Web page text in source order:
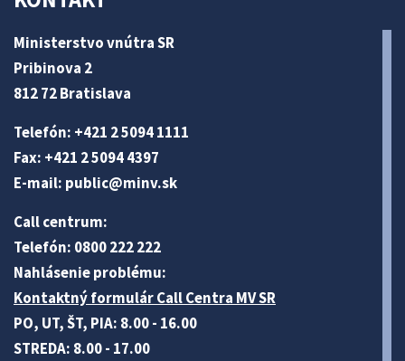
Ministerstvo vnútra SR
Pribinova 2
812 72 Bratislava
Telefón: +421 2 5094 1111
Fax: +421 2 5094 4397
E-mail: public@minv.sk
Call centrum:
Telefón: 0800 222 222
Nahlásenie problému:
Kontaktný formulár Call Centra MV SR
PO, UT, ŠT, PIA: 8.00 - 16.00
STREDA: 8.00 - 17.00